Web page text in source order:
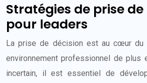
Stratégies de prise
pour leaders
La prise de décision est au cœur du
environnement professionnel de plus
incertain, il est essentiel de